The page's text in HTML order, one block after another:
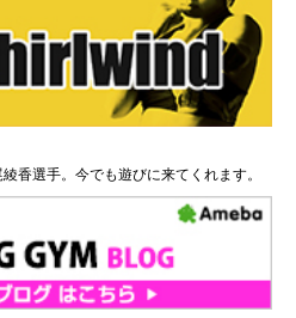
香選手。今でも遊びに来てくれます。